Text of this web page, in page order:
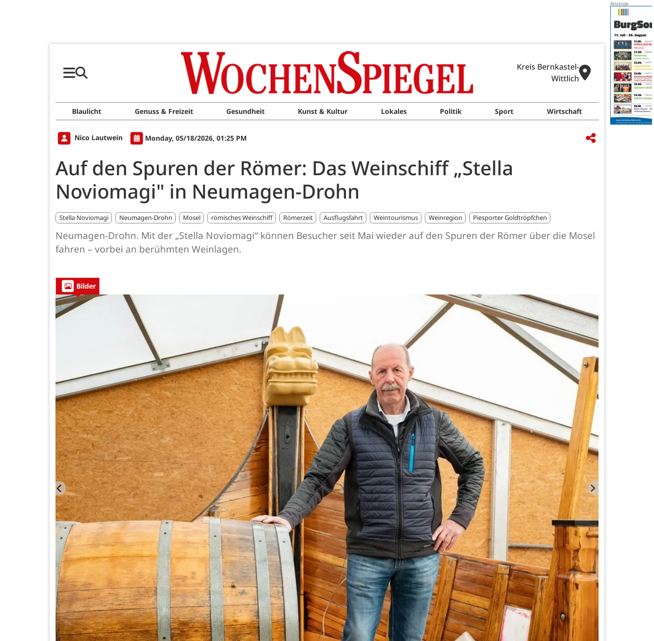
Kreis Bernkastel-
Wittlich
Blaulicht Genuss & Freizeit Gesundheit Kunst & Kultur Lokales Politik Sport Wirtschaft
Nico Lautwein Monday, 05/18/2026, 01:25 PM
Auf den Spuren der Römer: Das Weinschiff „Stella
Noviomagi" in Neumagen-Drohn
Stella Noviomagi Neumagen-Drohn Mosel römisches Weinschiff Römerzeit Ausflugsfahrt Weintourismus Weinregion Piesporter Goldtröpfchen
Neumagen-Drohn. Mit der „Stella Noviomagi“ können Besucher seit Mai wieder auf den Spuren der Römer über die Mosel
fahren – vorbei an berühmten Weinlagen.
Bilder